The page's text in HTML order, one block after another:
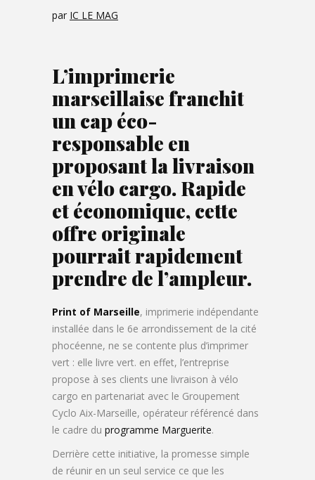
par IC LE MAG
L’imprimerie
marseillaise franchit
un cap éco-
responsable en
proposant la livraison
en vélo cargo. Rapide
et économique, cette
offre originale
pourrait rapidement
prendre de l’ampleur.
Print of Marseille, imprimerie indépendante
installée dans le 6e arrondissement de la cité
phocéenne, ne se contente plus d’imprimer
vert : elle livre vert. en effet, l’entreprise
propose à ses clients une livraison à vélo
cargo en partenariat avec le Groupement
Cyclo Aix-Marseille, opérateur référencé dans
le cadre du programme Marguerite.
Derrière cette initiative, la promesse simple
de réunir en un seul service ce que les